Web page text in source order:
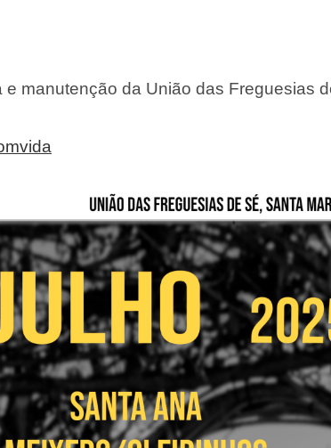
manutenção da União das Freguesias